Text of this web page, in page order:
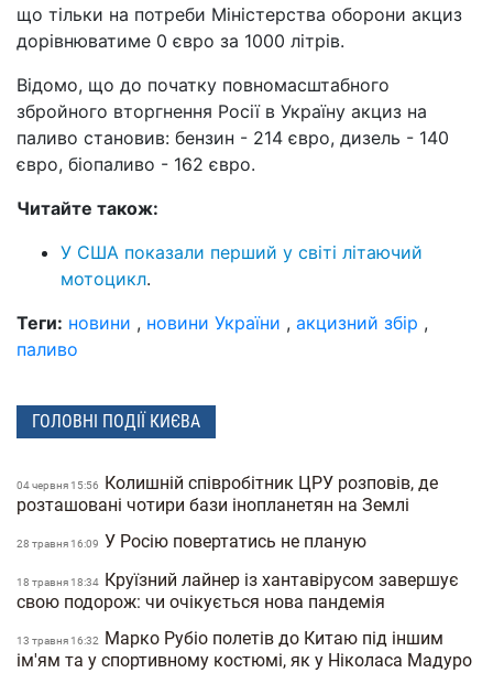
що тільки на потреби Міністерства оборони акциз
дорівнюватиме 0 євро за 1000 літрів.
Відомо, що до початку повномасштабного
збройного вторгнення Росії в Україну акциз на
паливо становив: бензин - 214 євро, дизель - 140
євро, біопаливо - 162 євро.
Читайте також:
У США показали перший у світі літаючий
мотоцикл.
Теги: новини , новини України , акцизний збір ,
паливо
ГОЛОВНІ ПОДІЇ КИЄВА
04 червня 15:56
Колишній співробітник ЦРУ розповів, де
розташовані чотири бази інопланетян на Землі
28 травня 16:09 У Росію повертатись не планую
18 травня 18:34
Круїзний лайнер із хантавірусом завершує
свою подорож: чи очікується нова пандемія
13 травня 16:32
Марко Рубіо полетів до Китаю під іншим
ім'ям та у спортивному костюмі, як у Ніколаса Мадуро